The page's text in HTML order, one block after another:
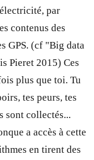
par
contenus des
GPS. (cf "Big data
Pieret 2015) Ces
plus que toi. Tu
tes peurs, tes
sont collectés...
a accès à cette
en tirent des